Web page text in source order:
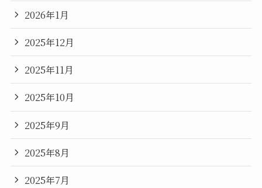
2026年1月
2025年12月
2025年11月
2025年10月
2025年9月
2025年8月
2025年7月